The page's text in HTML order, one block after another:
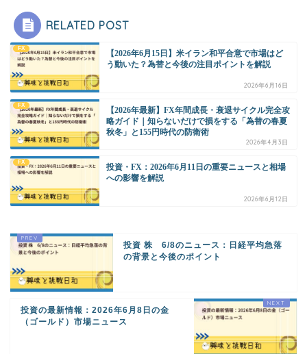
RELATED POST
FX
【2026年6月15日】米イラン和平合意で市場はど
う動いた？為替と今後の注目ポイントを解説
2026年6月16日
FX
【2026年最新】FX年間成長・衰退サイクル完全攻
略ガイド｜知らないだけで損をする「為替の春夏
秋冬」と155円時代の防衛術
2026年4月3日
FX
投資・FX：2026年6月11日の重要ニュースと相場
への影響を解説
2026年6月12日
投資 株 6/8のニュース：日経平均急落
の背景と今後のポイント
投資の最新情報：2026年6月8日の金
（ゴールド）市場ニュース